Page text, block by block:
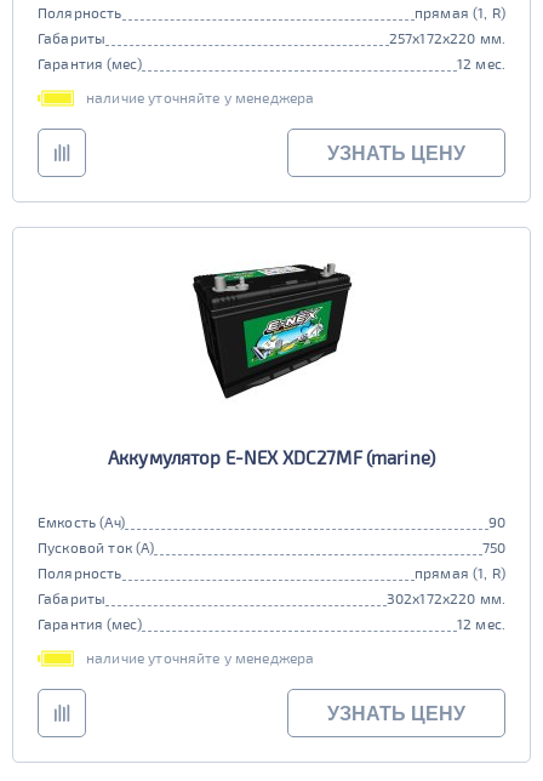
Полярность
прямая (1, R)
Габариты
257x172x220 мм.
Гарантия (мес)
12 мес.
наличие уточняйте у менеджера
УЗНАТЬ ЦЕНУ
Аккумулятор E-NEX XDC27MF (marine)
Емкость (Ач)
90
Пусковой ток (А)
750
Полярность
прямая (1, R)
Габариты
302x172x220 мм.
Гарантия (мес)
12 мес.
наличие уточняйте у менеджера
УЗНАТЬ ЦЕНУ